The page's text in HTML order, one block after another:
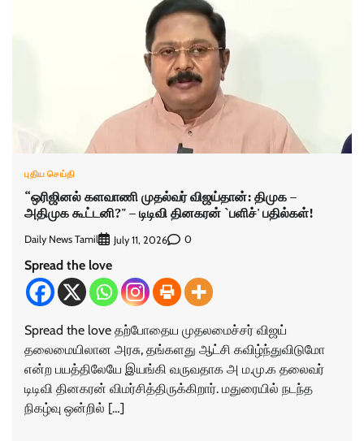
புதிய செய்தி
“ஒரிஜினல் களவாணி முதல்வர் விஜய்தான்: திமுக –
அதிமுக கூட்டனி?" – டிடிவி தினகரன் `பளிச்' பதில்கள்!
Daily News Tamil July 11, 2026 0
Spread the love
Spread the love தற்போதைய முதலமைச்சர் விஜய்
தலைமையிலான அரசு, தங்களது ஆட்சி கவிழ்ந்துவிடுமோ
என்ற பயத்திலேயே இயங்கி வருவதாக அ ம.மு.க தலைவர்
டிடிவி தினகரன் விமர்சித்திருக்கிறார். மதுரையில் நடந்த
நிகழ்வு ஒன்றில் […]